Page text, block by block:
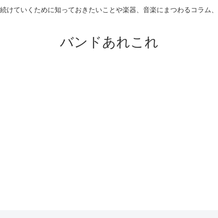
けていくために知っておきたいことや楽器、音楽にまつわるコラム
バンドあれこれ